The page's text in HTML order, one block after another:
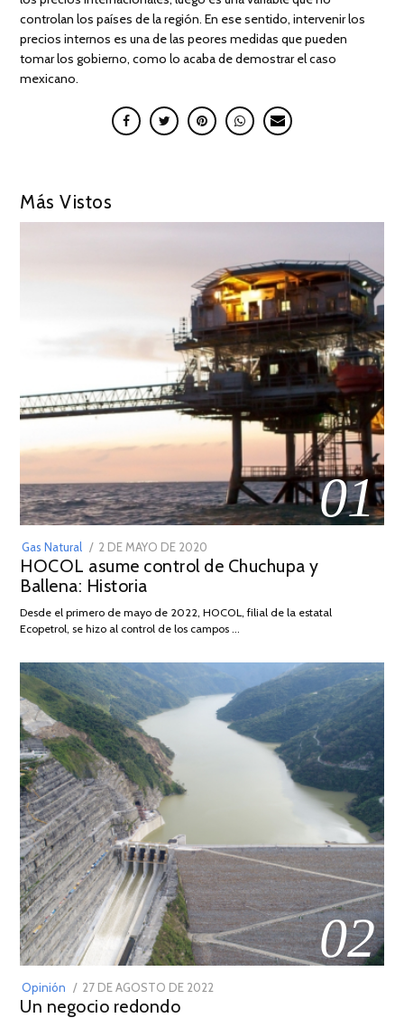
controlan los países de la región. En ese sentido, intervenir los
precios internos es una de las peores medidas que pueden
tomar los gobierno, como lo acaba de demostrar el caso
mexicano.
Más Vistos
01
Gas Natural
POSTED
ON
2 DE MAYO DE 2020
DE
2026
HOCOL asume control de Chuchupa y
Ballena: Historia
Desde el primero de mayo de 2022, HOCOL, filial de la estatal
Ecopetrol, se hizo al control de los campos …
02
Opinión
POSTED
ON
27 DE AGOSTO DE 2022
Un negocio redondo